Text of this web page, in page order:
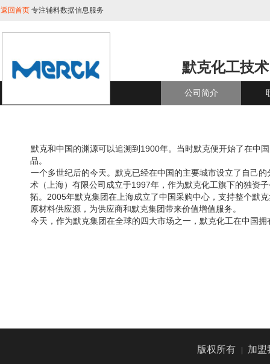
返回首页 专注辅料数据信息服务
默克化工技
公司简介
默克和中国的渊源可以追溯到1900年。当时默克便开始了在中
品。
一个多世纪后的今天。默克已经在中国的主要城市设立了自己
术（上海）有限公司成立于1997年，作为默克化工旗下的独资
拓。2005年默克集团在上海成立了中国采购中心，支持整个默
原材料供应源，为供应商和默克集团带来价值增值服务。
今天，作为默克集团在全球的四大市场之一，默克化工在中国
版权所有 加